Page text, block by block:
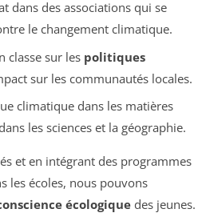
dans des associations qui se
le changement climatique.
classe sur les politiques
sur les communautés locales.
climatique dans les matières
les sciences et la géographie.
et en intégrant des programmes
les écoles, nous pouvons
écologique des jeunes.